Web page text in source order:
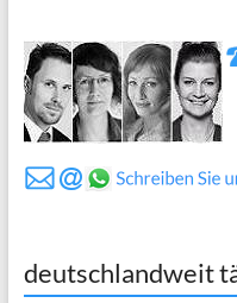
deutschlandweit